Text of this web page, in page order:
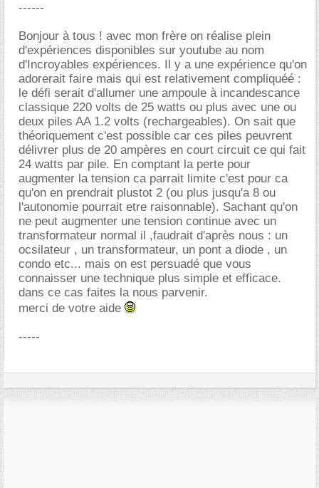
------
Bonjour à tous ! avec mon frère on réalise plein
d'expériences disponibles sur youtube au nom
d'Incroyables expériences. Il y a une expérience qu'on
adorerait faire mais qui est relativement compliquéé :
le défi serait d'allumer une ampoule à incandescance
classique 220 volts de 25 watts ou plus avec une ou
deux piles AA 1.2 volts (rechargeables). On sait que
théoriquement c'est possible car ces piles peuvrent
délivrer plus de 20 ampères en court circuit ce qui fait
24 watts par pile. En comptant la perte pour
augmenter la tension ca parrait limite c'est pour ca
qu'on en prendrait plustot 2 (ou plus jusqu'a 8 ou
l'autonomie pourrait etre raisonnable). Sachant qu'on
ne peut augmenter une tension continue avec un
transformateur normal il ,faudrait d'après nous : un
ocsilateur , un transformateur, un pont a diode , un
condo etc... mais on est persuadé que vous
connaisser une technique plus simple et efficace.
dans ce cas faites la nous parvenir.
merci de votre aide
-----